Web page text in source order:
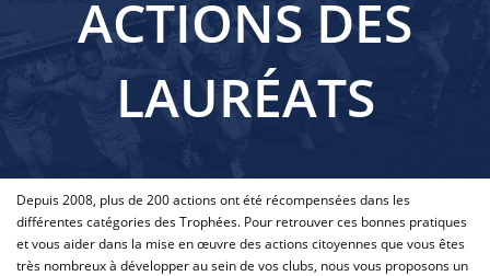
ACTIONS DES
LAURÉATS
Depuis 2008, plus de 200 actions ont été récompensées dans les
différentes catégories des Trophées. Pour retrouver ces bonnes pratiques
et vous aider dans la mise en œuvre des actions citoyennes que vous êtes
très nombreux à développer au sein de vos clubs, nous vous proposons un